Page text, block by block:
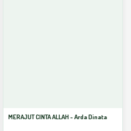
MERAJUT CINTA ALLAH - Arda Dinata